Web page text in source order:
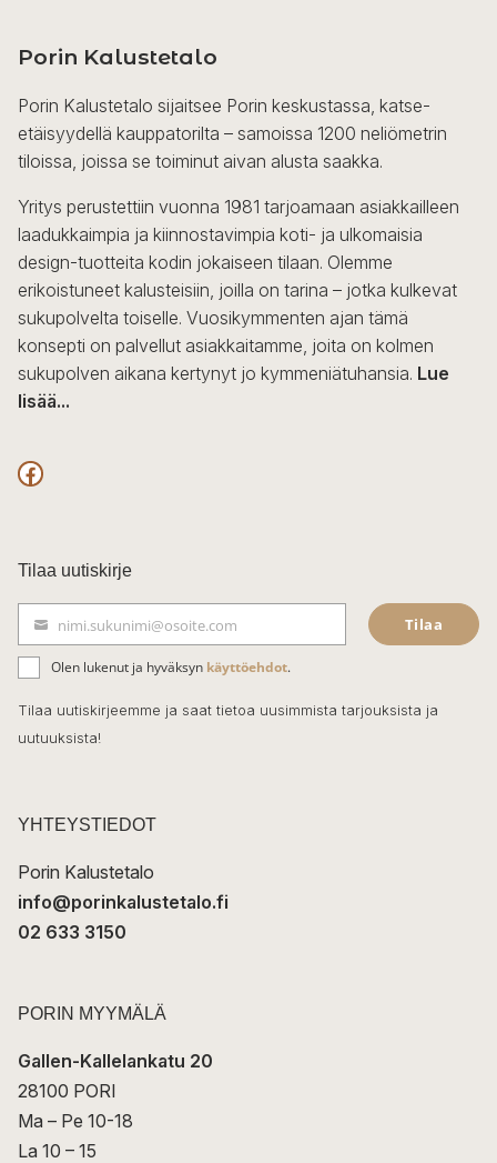
Porin Kalustetalo
Porin Kalustetalo sijaitsee Porin keskustassa, katse-
etäisyydellä kauppatorilta – samoissa 1200 neliömetrin
tiloissa, joissa se toiminut aivan alusta saakka.
Yritys perustettiin vuonna 1981 tarjoamaan asiakkailleen
laadukkaimpia ja kiinnostavimpia koti- ja ulkomaisia
design-tuotteita kodin jokaiseen tilaan. Olemme
erikoistuneet kalusteisiin, joilla on tarina – jotka kulkevat
sukupolvelta toiselle. Vuosikymmenten ajan tämä
konsepti on palvellut asiakkaitamme, joita on kolmen
sukupolven aikana kertynyt jo kymmeniätuhansia. Lue
lisää...
F
c
e
b
o
o
k
Tilaa uutiskirje
ä
h
k
t
nimi.sukunimi@osoite.com Tilaa
Olen lukenut ja hyväksyn käyttöehdot.
Tilaa uutiskirjeemme ja saat tietoa uusimmista tarjouksista ja
uutuuksista!
YHTEYSTIEDOT
Porin Kalustetalo
info@porinkalustetalo.fi
02 633 3150
PORIN MYYMÄLÄ
Gallen-Kallelankatu 20
28100 PORI
Ma – Pe 10-18
La 10 – 15